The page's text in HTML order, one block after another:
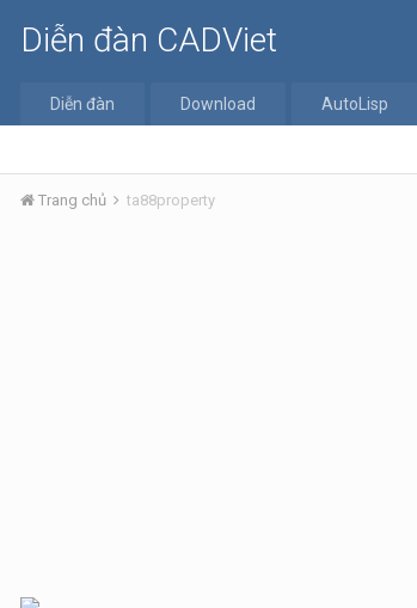
Diễn đàn CADViet
Diễn đàn Download AutoLisp
Trang chủ ta88property